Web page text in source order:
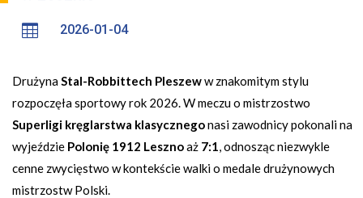
 2026-01-04
Drużyna Stal-Robbittech Pleszeww znakomitym stylu
rozpoczęła sportowy rok 2026. W meczu o mistrzostwo
Superligi kręglarstwa klasycznegonasi zawodnicy pokonali na
wyjeździe Polonię 1912 Lesznoaż 7:1 , odnosząc niezwykle
cenne zwycięstwo w kontekście walki o medale drużynowych
mistrzostw Polski.